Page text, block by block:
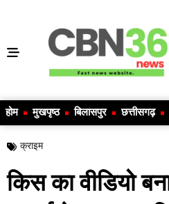
होम मुखपृष्ठ बिलासपुर छत्तीसगढ़
क्राइम
किस का वीडियो